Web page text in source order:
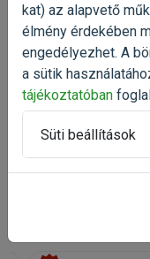
2
1
100%
Talán ezek is
kat) az alapvető
élmény érdekében
engedélyezhet. A
a sütik
tájékoztatóban
Süti beállítások